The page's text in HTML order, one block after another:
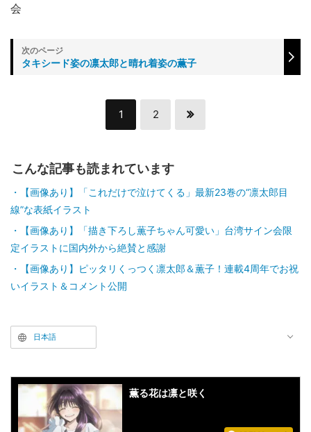
会
タキシード姿の凛太郎と晴れ着姿の薫子
1 2
こんな記事も読まれています
【画像あり】「これだけで泣けてくる」最新23巻の“凛太郎目
線”な表紙イラスト
【画像あり】「描き下ろし薫子ちゃん可愛い」台湾サイン会限
定イラストに国内外から絶賛と感謝
【画像あり】ピッタリくっつく凛太郎＆薫子！連載4周年でお祝
いイラスト＆コメント公開
日本語
薫る花は凛と咲く